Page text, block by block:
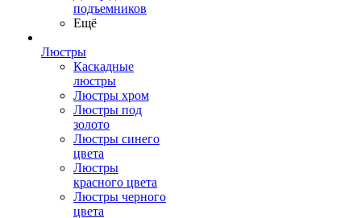
подъемников
Ещё
Люстры
Каскадные
люстры
Люстры хром
Люстры под
золото
Люстры синего
цвета
Люстры
красного цвета
Люстры черного
цвета